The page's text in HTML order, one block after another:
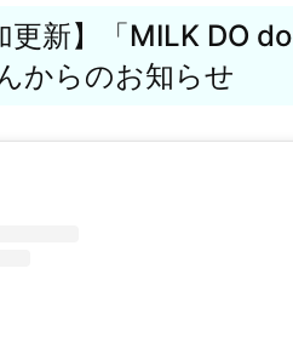
更新】「MILK DO
からのお知らせ